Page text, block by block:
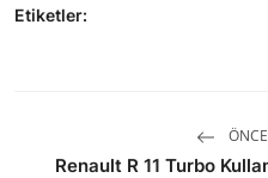
Etiketler:
Renault R 11 Turbo